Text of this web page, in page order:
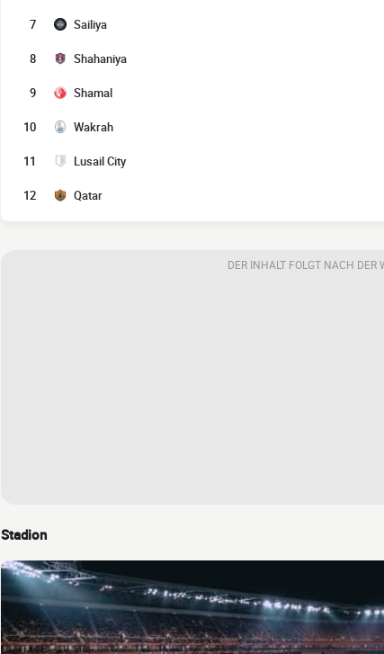
7 Sailiya
8 Shahaniya
9 Shamal
10 Wakrah
11 Lusail City
12 Qatar
DER INHALT FOLGT NACH DER
Stadion